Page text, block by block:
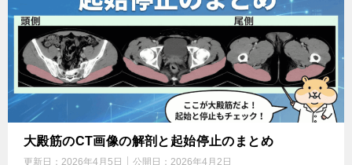
大殿筋のCT画像の解剖と起始停止のまとめ
更新日： 2026年4月5日 公開日： 2026年4月2日